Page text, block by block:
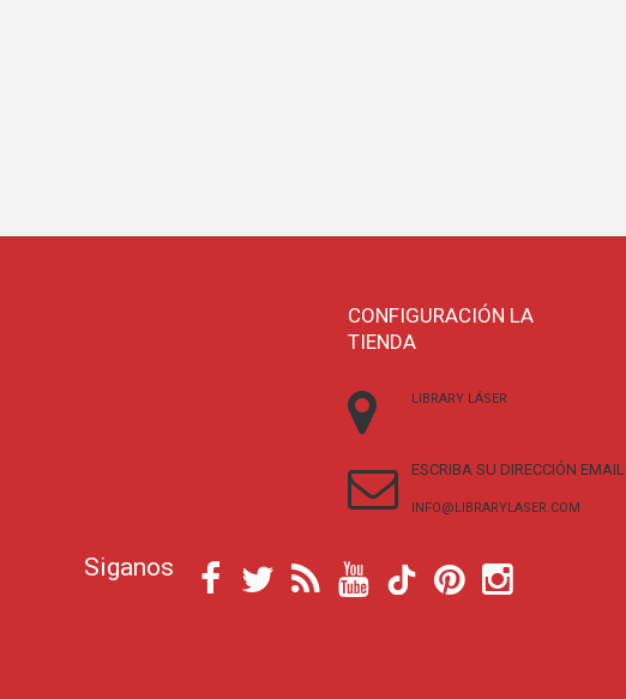
CONFIGURACIÓN LA
TIENDA
LIBRARY LÁSER
ESCRIBA SU DIRECCIÓN
INFO@LIBRARYLASER.COM
Siganos